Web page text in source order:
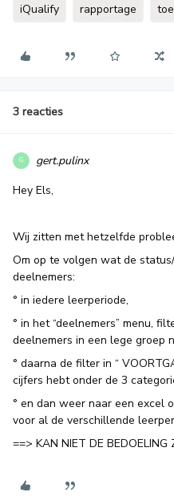
iQualify rapportage
3 reacties
G gert.pulinx
Hey Els,
Wij zitten met hetzelfde
Om op te volgen wat de
deelnemers:
° in iedere leerperiode,
° in het “deelnemers” menu,
deelnemers in een lege groep
° daarna de filter in “
cijfers hebt onder de 3
° en dan weer naar een excel
voor al de verschillende
==> KAN NIET DE BEDOELING